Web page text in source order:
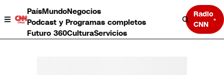
PaísMundoNegocios
Podcast y Programas completos
Futuro 360CulturaServicios
Radio
CNN